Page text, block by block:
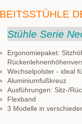
Stühle Serie
Ergonomiepaket:
Wechselpolster - ideal
Aluminiumfußkreuz
Ausführungen: Sitz-/
Flexband
3 Modelle in